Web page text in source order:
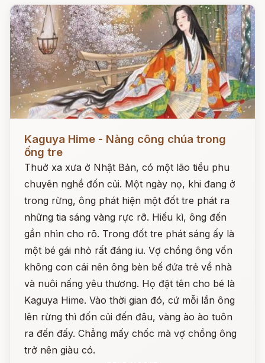
Kaguya Hime - Nàng công chúa trong
ống tre
Thuở xa xưa ở Nhật Bản, có một lão tiều phu
chuyên nghề đốn củi. Một ngày nọ, khi đang ở
trong rừng, ông phát hiện một đốt tre phát ra
những tia sáng vàng rực rỡ. Hiếu kì, ông đến
gần nhìn cho rõ. Trong đốt tre phát sáng ấy là
một bé gái nhỏ rất đáng iu. Vợ chồng ông vốn
không con cái nên ông bèn bế đứa trẻ về nhà
và nuôi nấng yêu thương. Họ đặt tên cho bé là
Kaguya Hime. Vào thời gian đó, cứ mỗi lần ông
lên rừng thì đốn củi đến đâu, vàng ào ào tuôn
ra đến đấy. Chẳng mấy chốc mà vợ chồng ông
trở nên giàu có.